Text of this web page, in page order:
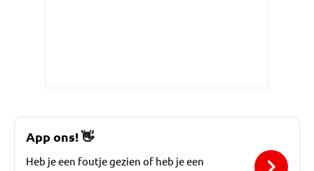
App ons!👋
Heb je een foutje gezien of heb je een